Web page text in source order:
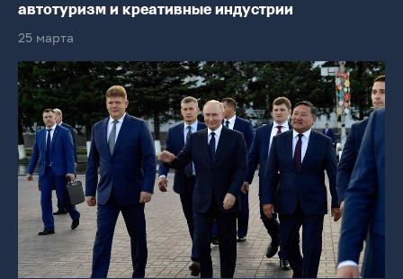
автотуризм и креативные индустрии
25 марта